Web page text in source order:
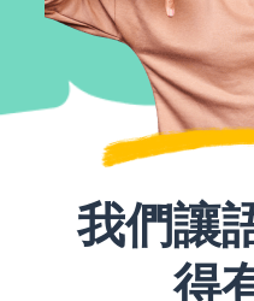
我們讓
得